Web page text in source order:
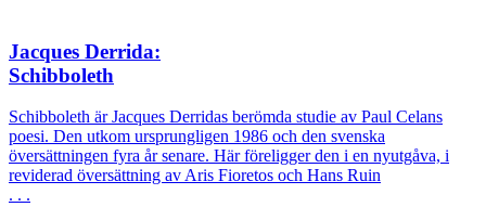
Jacques Derrida:
Schibboleth
Schibboleth är Jacques Derridas berömda studie av Paul Celans
poesi. Den utkom ursprungligen 1986 och den svenska
översättningen fyra år senare. Här föreligger den i en nyutgåva, i
reviderad översättning av Aris Fioretos och Hans Ruin
. . .